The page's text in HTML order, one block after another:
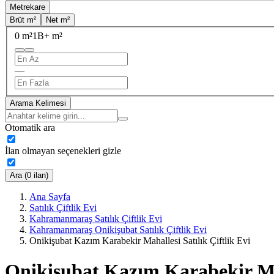
Metrekare
Brüt m²
Net m²
0 m²1B+ m²
—
Arama Kelimesi
Otomatik ara
İlan olmayan seçenekleri gizle
Ara (0 ilan)
Ana Sayfa
Satılık Çiftlik Evi
Kahramanmaraş Satılık Çiftlik Evi
Kahramanmaraş Onikişubat Satılık Çiftlik Evi
Onikişubat Kazım Karabekir Mahallesi Satılık Çiftlik Evi